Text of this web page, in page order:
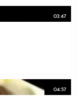
03:47
04:57